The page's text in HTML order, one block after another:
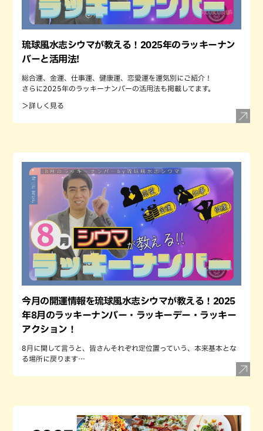
琉球風水志シウマが教える！2025年のラッキーナン
バーと活用法!
総合運、金運、仕事運、健康運、恋愛運を運気別にご紹介！
さらに2025年のラッキーナンバーの活用法も掲載してます。
＞詳しく見る
今月の開運情報を琉球風水志シウマが教える！2025
年8月のラッキーナンバー・ラッキーデー・ラッキー
アクション！
8月に関して言うと、皆さんそれぞれ定位置っていう、本来基本とな
る場所に戻ります…